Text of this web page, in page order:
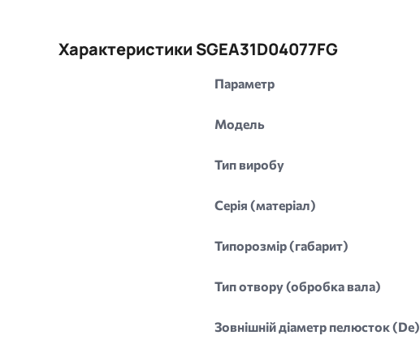
Характеристики SGEA31D04077FG
Параметр
Модель
Тип виробу
Серія (матеріал)
Типорозмір (габарит)
Тип отвору (обробка вала)
Зовнішній діаметр пелюсток (De)